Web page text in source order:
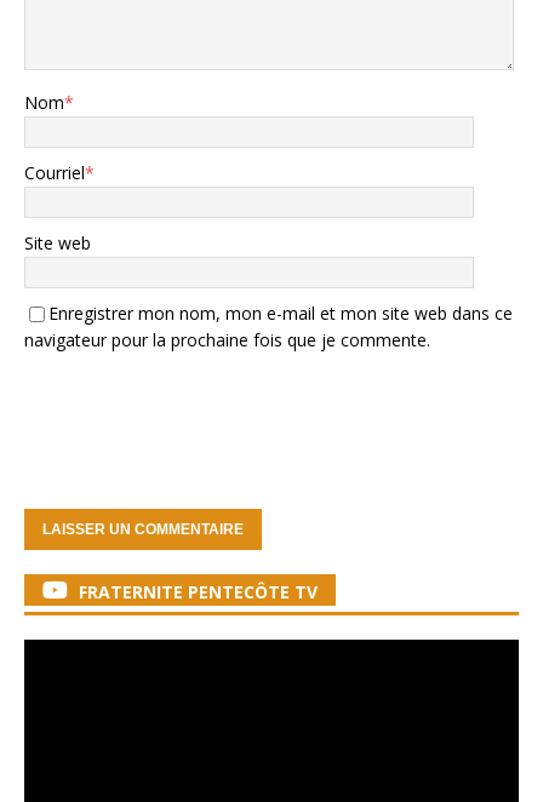
Nom*
Courriel*
Site web
Enregistrer mon nom, mon e-mail et mon site web dans ce
navigateur pour la prochaine fois que je commente.
FRATERNITE PENTECÔTE TV